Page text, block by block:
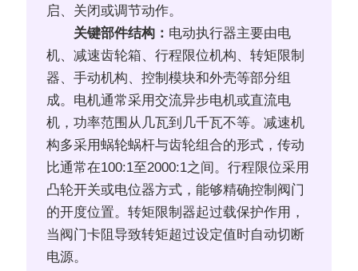
启、关闭或调节动作。
关键部件结构： 电动执行器主要由电
机、减速齿轮箱、行程限位机构、转矩限制
器、手动机构、控制模块和外壳等部分组
成。电机通常采用交流异步电机或直流电
机，功率范围从几瓦到几千瓦不等。减速机
构多采用蜗轮蜗杆与齿轮组合的形式，传动
比通常在100:1至2000:1之间。行程限位采用
凸轮开关或电位器方式，能够精确控制阀门
的开度位置。转矩限制器起过载保护作用，
当阀门卡阻导致转矩超过设定值时自动切断
电源。